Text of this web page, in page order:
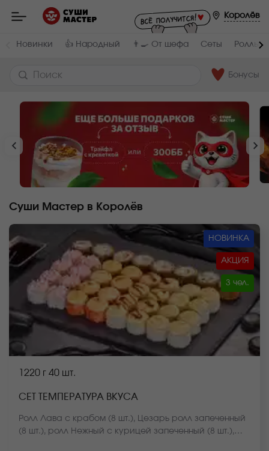
Мастер
заказ
доставка
суши,
WOK
Королёв
Новинки 👍 Народный 👨‍🍳 От шефа Сеты Роллы
Бонусы
Суши Мастер в Королёв
НОВИНКА
АКЦИЯ
3 чел.
1220 г 40 шт.
СЕТ ТЕМПЕРАТУРА ВКУСА
Ролл Лава с крабом (8 шт.), Цезарь ролл запеченный
(8 шт.), ролл Нежный с курицей запеченный (8 шт.),